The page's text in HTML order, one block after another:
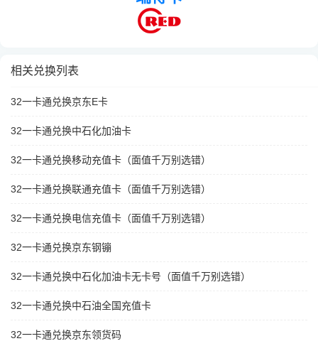
相关兑换列表
32一卡通兑换京东E卡
32一卡通兑换中石化加油卡
32一卡通兑换移动充值卡（面值千万别选错）
32一卡通兑换联通充值卡（面值千万别选错）
32一卡通兑换电信充值卡（面值千万别选错）
32一卡通兑换京东钢镚
32一卡通兑换中石化加油卡无卡号（面值千万别选错）
32一卡通兑换中石油全国充值卡
32一卡通兑换京东领货码